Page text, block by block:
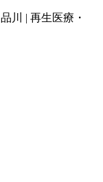
川 | 再生医療・